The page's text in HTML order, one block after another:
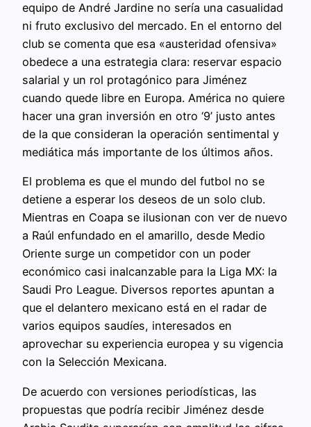
equipo de André Jardine no sería una casualidad
ni fruto exclusivo del mercado. En el entorno del
club se comenta que esa «austeridad ofensiva»
obedece a una estrategia clara: reservar espacio
salarial y un rol protagónico para Jiménez
cuando quede libre en Europa. América no quiere
hacer una gran inversión en otro ‘9’ justo antes
de la que consideran la operación sentimental y
mediática más importante de los últimos años.
El problema es que el mundo del futbol no se
detiene a esperar los deseos de un solo club.
Mientras en Coapa se ilusionan con ver de nuevo
a Raúl enfundado en el amarillo, desde Medio
Oriente surge un competidor con un poder
económico casi inalcanzable para la Liga MX: la
Saudi Pro League. Diversos reportes apuntan a
que el delantero mexicano está en el radar de
varios equipos saudíes, interesados en
aprovechar su experiencia europea y su vigencia
con la Selección Mexicana.
De acuerdo con versiones periodísticas, las
propuestas que podría recibir Jiménez desde